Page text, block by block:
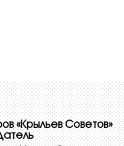
«Крыльев Советов»